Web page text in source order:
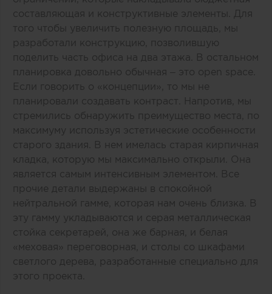
составляющая и конструктивные элементы. Для
того чтобы увеличить полезную площадь, мы
разработали конструкцию, позволившую
поделить часть офиса на два этажа. В остальном
планировка довольно обычная – это open space.
Если говорить о «концепции», то мы не
планировали создавать контраст. Напротив, мы
стремились обнаружить преимущество места, по
максимуму используя эстетические особенности
старого здания. В нем имелась старая кирпичная
кладка, которую мы максимально открыли. Она
является самым интенсивным элементом. Все
прочие детали выдержаны в спокойной
нейтральной гамме, которая нам очень близка. В
эту гамму укладываются и серая металлическая
стойка секретарей, она же барная, и белая
«меховая» переговорная, и столы со шкафами
светлого дерева, разработанные специально для
этого проекта.